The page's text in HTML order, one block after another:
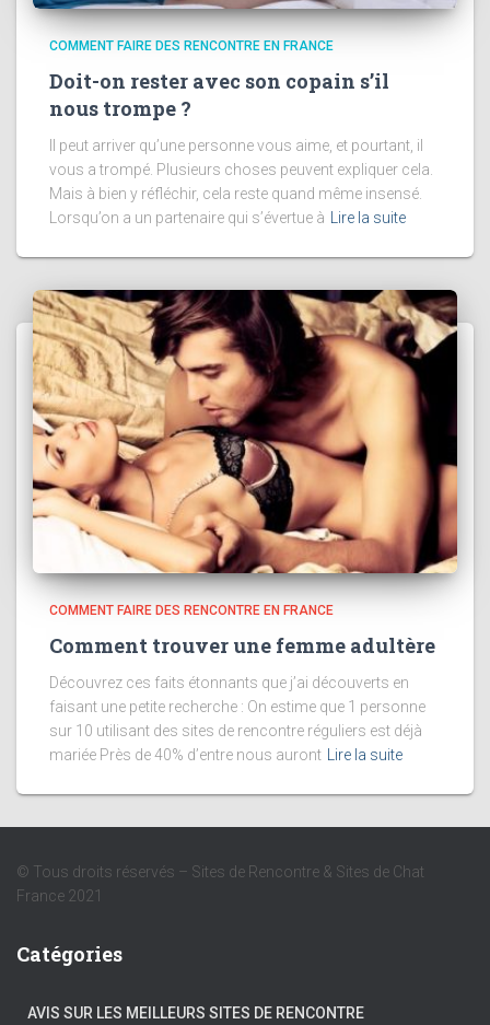
COMMENT FAIRE DES RENCONTRE EN FRANCE
Doit-on rester avec son copain s’il
nous trompe ?
Il peut arriver qu’une personne vous aime, et pourtant, il
vous a trompé. Plusieurs choses peuvent expliquer cela.
Mais à bien y réfléchir, cela reste quand même insensé.
Lorsqu’on a un partenaire qui s’évertue à Lire la suite
COMMENT FAIRE DES RENCONTRE EN FRANCE
Comment trouver une femme adultère
Découvrez ces faits étonnants que j’ai découverts en
faisant une petite recherche : On estime que 1 personne
sur 10 utilisant des sites de rencontre réguliers est déjà
mariée Près de 40% d’entre nous auront
Lire la suite
© Tous droits réservés – Sites de Rencontre & Sites de Chat
France 2021
Catégories
AVIS SUR LES MEILLEURS SITES DE RENCONTRE